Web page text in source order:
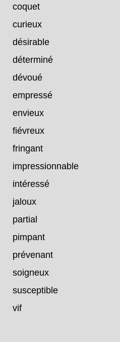
coquet
curieux
désirable
déterminé
dévoué
empressé
envieux
fiévreux
fringant
impressionnable
intéressé
jaloux
partial
pimpant
prévenant
soigneux
susceptible
vif